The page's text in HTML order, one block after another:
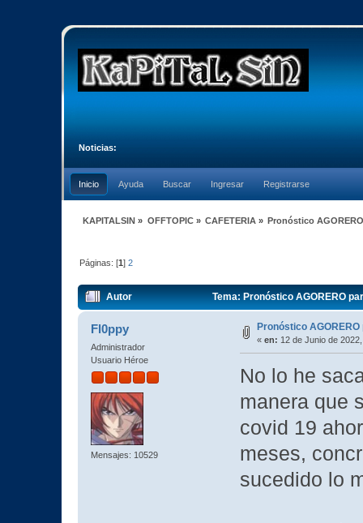
Noticias:
Inicio Ayuda Buscar Ingresar Registrarse
KAPITALSIN » OFFTOPIC» CAFETERIA» Pronóstico
Páginas: [1]2
Autor Tema: Pronóstico AGORERO
Fl0ppy
Administrador
Usuario Héroe
Mensajes: 10529
Pronóstico AGORERO
« en: 12 de Junio de
No lo he
manera que
covid 19
meses,
sucedido lo